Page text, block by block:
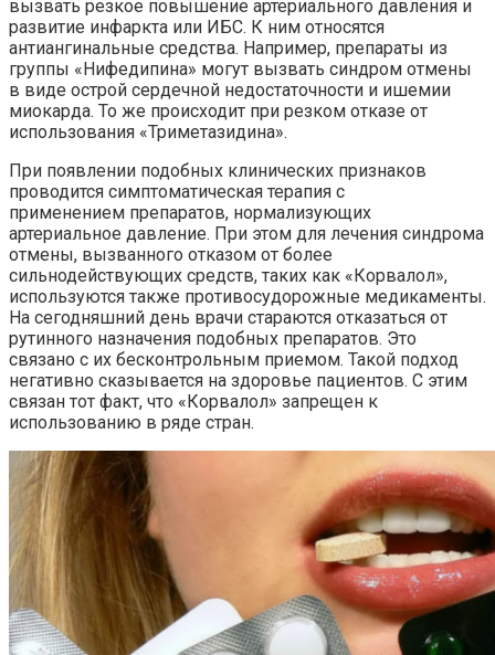
вызвать резкое повышение артериального давления и
развитие инфаркта или ИБС. К ним относятся
антиангинальные средства. Например, препараты из
группы «Нифедипина» могут вызвать синдром отмены
в виде острой сердечной недостаточности и ишемии
миокарда. То же происходит при резком отказе от
использования «Триметазидина».
При появлении подобных клинических признаков
проводится симптоматическая терапия с
применением препаратов, нормализующих
артериальное давление. При этом для лечения синдрома
отмены, вызванного отказом от более
сильнодействующих средств, таких как «Корвалол»,
используются также противосудорожные медикаменты.
На сегодняшний день врачи стараются отказаться от
рутинного назначения подобных препаратов. Это
связано с их бесконтрольным приемом. Такой подход
негативно сказывается на здоровье пациентов. С этим
связан тот факт, что «Корвалол» запрещен к
использованию в ряде стран.